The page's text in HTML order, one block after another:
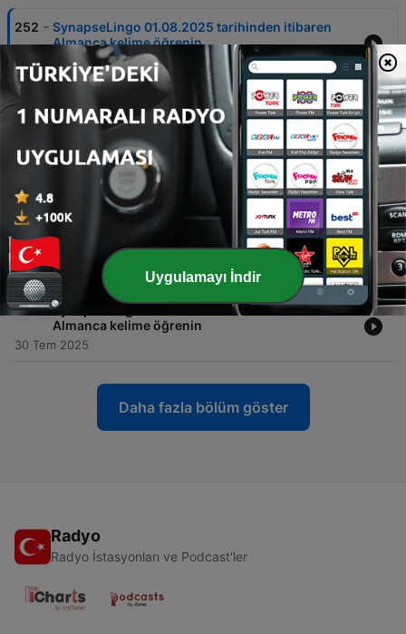
252 - SynapseLingo 01.08.2025 tarihinden itibaren
Almanca kelime öğrenin
01 Ağu 2025
251
SynapseLingo ile 2025'te Almanca Başlangıçlar
için Kolay Almanca Öğrenin
250 - SynapseLingo Almanca Kelime Öğrenimi
31.07.2025
31 Tem 2025
249 - SynapseLingo ile 31.07.2025 Tarihinden İtibaren
Almancayı Kolayca Öğrenin
31 Tem 2025
248 - SynapseLingo 30.07.2025 tarihinden itibaren
Almanca kelime öğrenin
30 Tem 2025
Daha fazla bölüm göster
Radyo
Radyo İstasyonları ve Podcast'ler
Uygulamayı İndir